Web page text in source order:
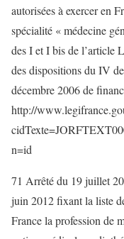
autorisées à exercer en
spécialité « médecine
des I et I bis de l’article
des dispositions du IV
décembre 2006 de
http://
n=id
71 Arrêté du 19 juillet
juin 2012 fixant la liste
France la profession de